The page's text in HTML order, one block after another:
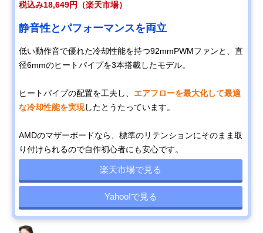
税込み18,649円（楽天市場）
静音性とパフォーマンスを両立
低い動作音で優れた冷却性能を持つ92mmPWMファンと、直
径6mmのヒートパイプを3本搭載したモデル。
ヒートパイプの配置を工夫し、 エアフローを最大化して最適
な冷却性能を実現したとうたっています。
AMDのマザーボードなら、標準のリテンションにそのまま取
り付けられるので自作初心者にも安心です。
楽天市場で見る
Yahoo!で見る